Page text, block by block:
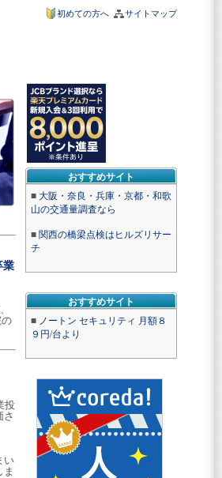
サイトマップ
初めての方へ
おすすめサイト
■ 大阪・奈良・兵庫・京都・和歌
山の交通量調査なら
■ 関西の橋梁点検はヒルズリサー
チ
おすすめサイト
■ ノートン セキュリティ 月額８
９円/台より
業
投
い